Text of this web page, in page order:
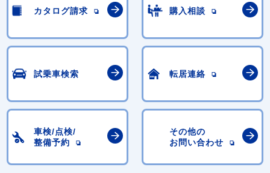
カタログ請求 購入相談
試乗車検索 転居連絡
車検/点検/
整備予約
その他の
お問い合わせ